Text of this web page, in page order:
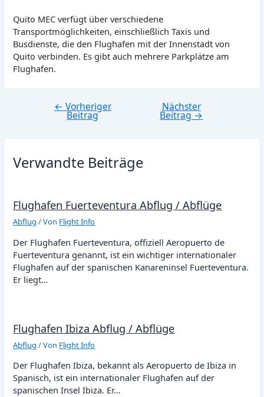
Quito MEC verfügt über verschiedene
Transportmöglichkeiten, einschließlich Taxis und
Busdienste, die den Flughafen mit der Innenstadt von
Quito verbinden. Es gibt auch mehrere Parkplätze am
Flughafen.
Beitragsnavigation
← Vorheriger
Beitrag
Nächster
Beitrag→
Verwandte Beiträge
Flughafen Fuerteventura Abflug / Abflüge
Abflug / Von Flight Info
Der Flughafen Fuerteventura, offiziell Aeropuerto de
Fuerteventura genannt, ist ein wichtiger internationaler
Flughafen auf der spanischen Kanareninsel Fuerteventura.
Er liegt…
Flughafen Ibiza Abflug / Abflüge
Abflug / Von Flight Info
Der Flughafen Ibiza, bekannt als Aeropuerto de Ibiza in
Spanisch, ist ein internationaler Flughafen auf der
spanischen Insel Ibiza. Er…